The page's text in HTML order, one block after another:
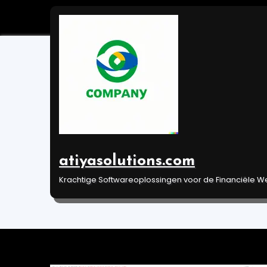
atiyasolutions.com
Krachtige Softwareoplossingen voor de Financiële
Voorspelling
voor de
Mrt 2, 2024 Uncategorized